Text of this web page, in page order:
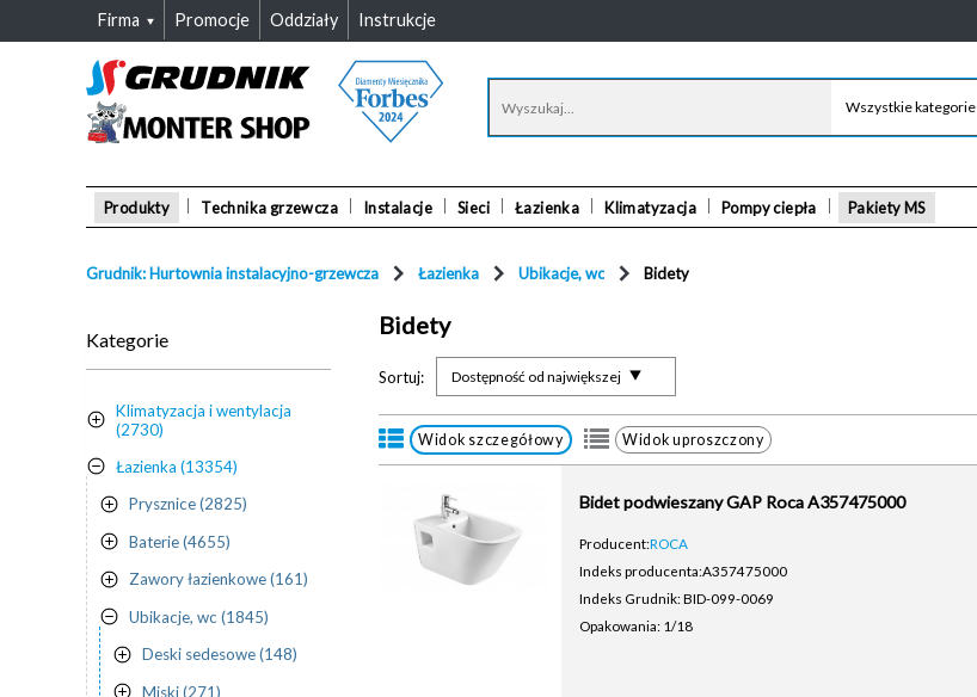
Firma Promocje Oddziały Instrukcje
Wszystkie kategorie
Produkty Technika grzewcza Instalacje Sieci Łazienka Klimatyzacja Pompy ciepła Pakiety MS
Grudnik: Hurtownia instalacyjno-grzewcza Łazienka Ubikacje, wc Bidety
Kategorie
Klimatyzacja i wentylacja
(2730)
Łazienka (13354)
Prysznice (2825)
Baterie (4655)
Zawory łazienkowe (161)
Ubikacje, wc (1845)
Deski sedesowe (148)
Miski (271)
Bidety
Sortuj: Dostępność od największej
Widok szczegółowy Widok uproszczony
Bidet podwieszany GAP Roca A357475000
Producent:ROCA
Indeks producenta:A357475000
Indeks Grudnik: BID-099-0069
Opakowania: 1/18